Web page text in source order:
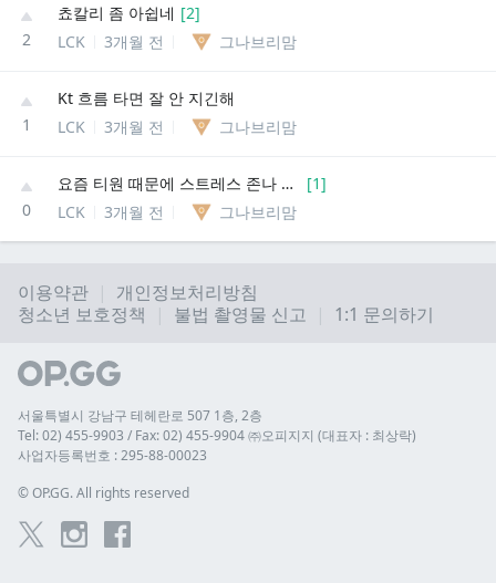
2
쵸칼리 좀 아쉽네 [2]
LCK
3개월 전 그나브리맘
1
Kt 흐름 타면 잘 안 지긴해
LCK
3개월 전 그나브리맘
0
요즘 티원 때문에 스트레스 존나 받는데 [1]
LCK
3개월 전 그나브리맘
이용약관
개인정보처리방침
청소년 보호정책
불법 촬영물 신고 1:1 문의하기
서울특별시 강남구 테헤란로 507 1층, 2층
Tel: 02) 455-9903 / Fax: 02) 455-9904 ㈜오피지지 (대표자 : 최상락)
사업자등록번호 : 295-88-00023
© OP.GG. All rights reserved